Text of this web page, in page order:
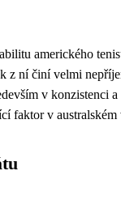
amerického
z ní činí velmi
v konzistenci a
faktor v australském